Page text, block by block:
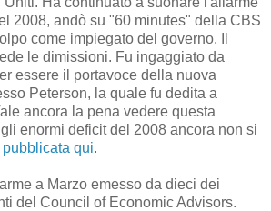
2008, andò su "60 minutes" della CBS
come impiegato del governo. Il
le dimissioni. Fu ingaggiato da
essere il portavoce della nuova
Peterson, la quale fu dedita a
ancora la pena vedere questa
enormi deficit del 2008 ancora non si
pubblicata qui.
a Marzo emesso da dieci dei
del Council of Economic Advisors.